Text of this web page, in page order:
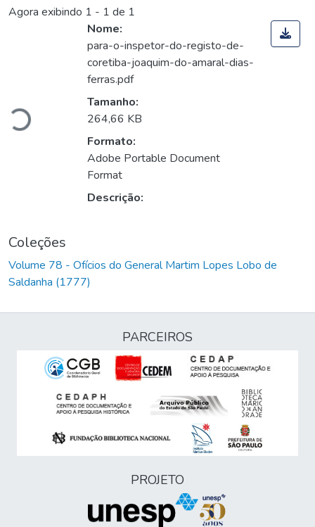
Agora exibindo 1 - 1 de 1
Nome:
para-o-inspetor-do-registo-de-
coretiba-joaquim-do-amaral-dias-
ferras.pdf
Tamanho:
264,66 KB
Formato:
Adobe Portable Document
Format
Descrição:
Coleções
Volume 78 - Ofícios do General Martim Lopes Lobo de
Saldanha (1777)
PARCEIROS
PROJETO